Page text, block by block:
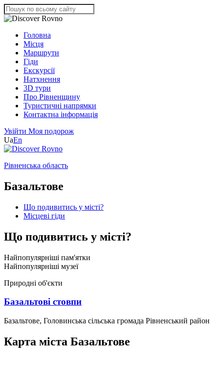
Головна
Місця
Маршрути
Гіди
Екскурсії
Натхнення
3D тури
Про Рівненщину
Туристичні напрямки
Контактна інформація
Увійти Моя подорож
UaEn
Рівненська область
Базальтове
Що подивитись у місті?
Місцеві гіди
Що подивитись у місті?
Найпопулярніші пам'ятки
Найпопулярніші музеї
Природні об'єкти
Базальтові стовпи
Базальтове, Головинська сільська громада Рівненський район
Карта міста Базальтове